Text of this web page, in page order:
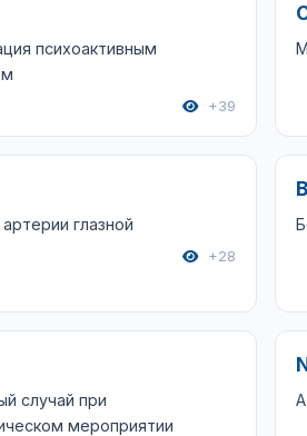
психоактивным
+39
глазной
+28
случай при
мероприятии